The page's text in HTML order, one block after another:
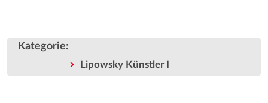
Kategorie:
Lipowsky Künstler I